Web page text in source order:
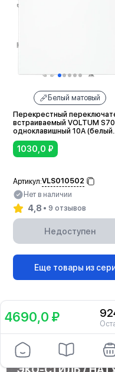
Белый матовый
Перекрестный
встраиваемый VOLTUM S70
одноклавишный 10А (белый
матовый)
1030,0 ₽
Артикул:VLS010502
Нет в наличии
4,8 9 отзывов
Недоступен
Еще товары из
НАВИГАТОР ПО
4690,0 ₽